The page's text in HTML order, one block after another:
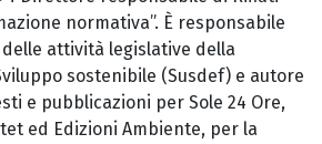
normativa”. È responsabile
attività legislative della
sostenibile (Susdef) e autore
e pubblicazioni per Sole 24 Ore,
ed Edizioni Ambiente, per la